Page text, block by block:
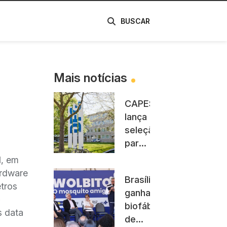
BUSCAR
em
data
Mais notícias
CAPES
lança
seleção
para
com
a
Alemanha
Brasília
ganha
biofábrica
de